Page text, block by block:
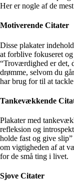
Her er nogle af de
Motiverende Citater
Disse plakater
at forblive fokuseret
“Troværdighed er det,
drømme, selvom du
har brug for til at
Tankevækkende
Plakater med
refleksion og
holde fast og give
om vigtigheden af at
for de små ting i livet.
Sjove Citater